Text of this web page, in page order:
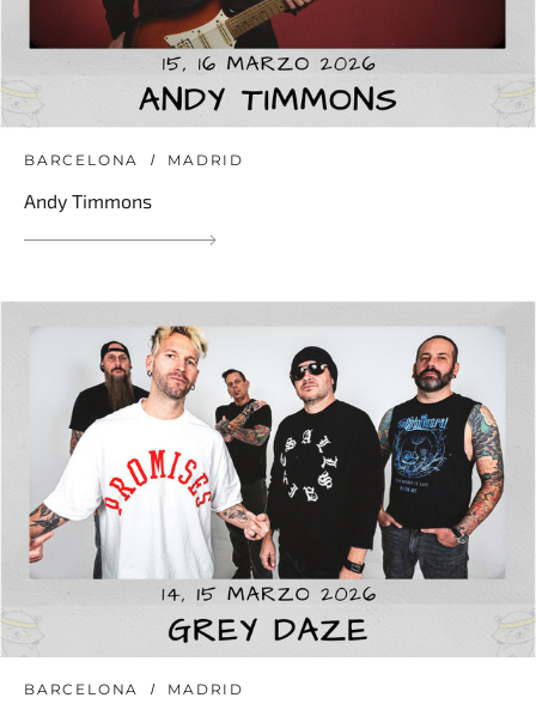
BARCELONA MADRID
Andy Timmons
BARCELONA MADRID